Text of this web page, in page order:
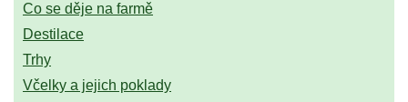
Co se děje na farmě
Destilace
Trhy
Včelky a jejich poklady